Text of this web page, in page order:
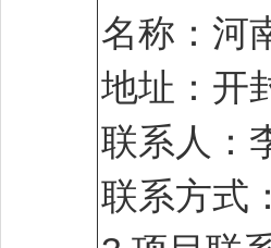
名称：河
地址：开
联系人：
联系方式